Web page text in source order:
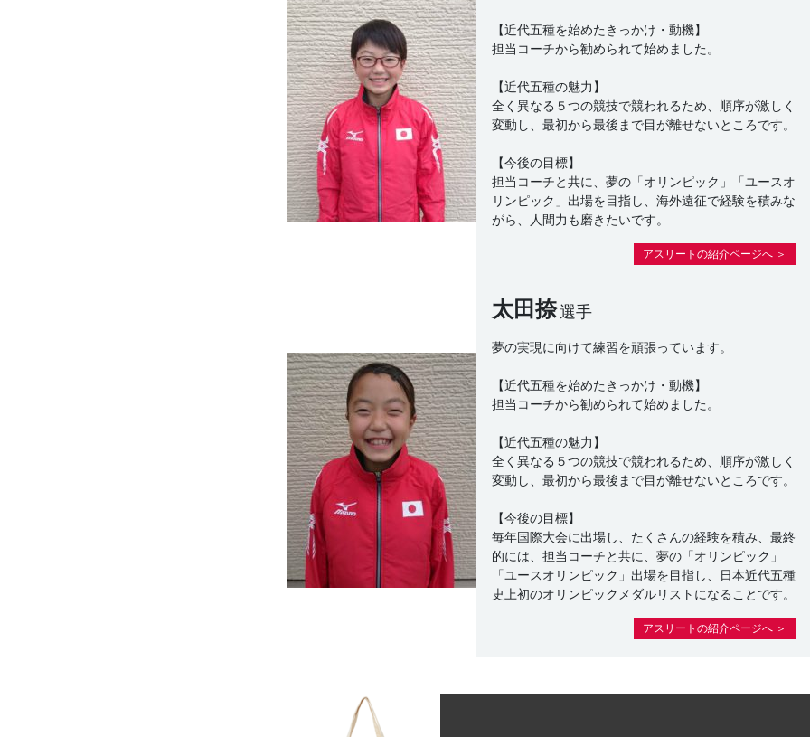
【近代五種を始めたきっかけ・動機】
担当コーチから勧められて始めました。
【近代五種の魅力】
全く異なる５つの競技で競われるため、順序が激しく
変動し、最初から最後まで目が離せないところです。
【今後の目標】
担当コーチと共に、夢の「オリンピック」「ユースオ
リンピック」出場を目指し、海外遠征で経験を積みな
がら、人間力も磨きたいです。
アスリートの紹介ページへ ＞
太田捺選手
夢の実現に向けて練習を頑張っています。
【近代五種を始めたきっかけ・動機】
担当コーチから勧められて始めました。
【近代五種の魅力】
全く異なる５つの競技で競われるため、順序が激しく
変動し、最初から最後まで目が離せないところです。
【今後の目標】
毎年国際大会に出場し、たくさんの経験を積み、最終
的には、担当コーチと共に、夢の「オリンピック」
「ユースオリンピック」出場を目指し、日本近代五種
史上初のオリンピックメダルリストになることです。
アスリートの紹介ページへ ＞